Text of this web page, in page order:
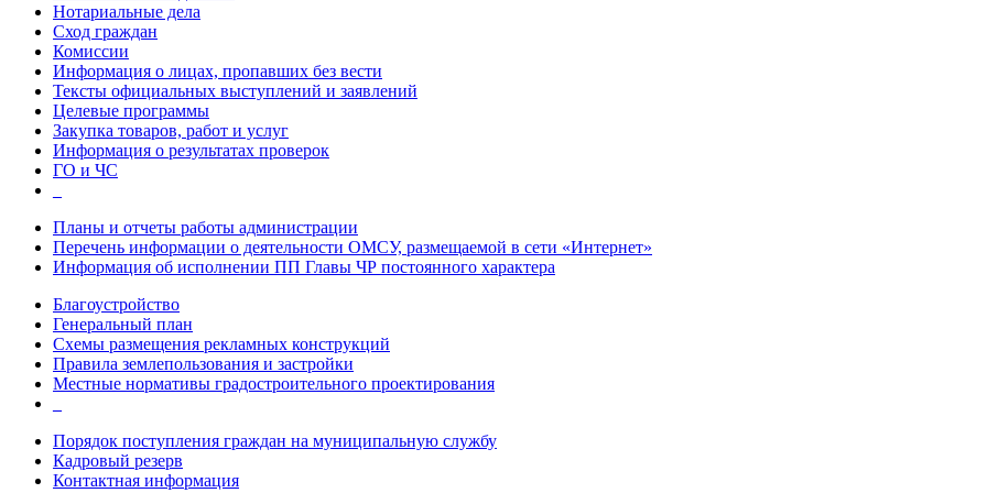
Нотариальные дела
Сход граждан
Комиссии
Информация о лицах, пропавших без вести
Тексты официальных выступлений и заявлений
Целевые программы
Закупка товаров, работ и услуг
Информация о результатах проверок
ГО и ЧС
Планы и отчеты работы администрации
Перечень информации о деятельности ОМСУ, размещаемой в сети «Интернет»
Информация об исполнении ПП Главы ЧР постоянного характера
Благоустройство
Генеральный план
Схемы размещения рекламных конструкций
Правила землепользования и застройки
Местные нормативы градостроительного проектирования
Порядок поступления граждан на муниципальную службу
Кадровый резерв
Контактная информация